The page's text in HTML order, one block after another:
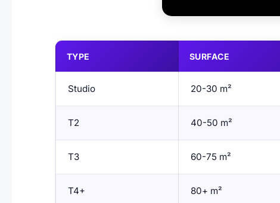
TYPE SURFACE
Studio 20-30 m²
T2 40-50 m²
T3 60-75 m²
T4+ 80+ m²